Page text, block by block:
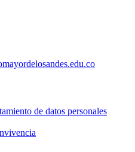
de datos personales